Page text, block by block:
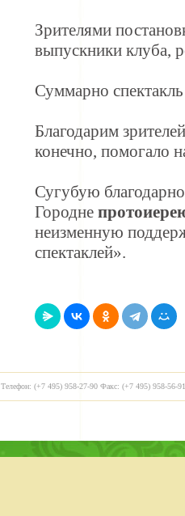
Зрителями
выпускники клуба,
Суммарно
Благодарим
конечно, помогало
Сугубую
Городне
неизменную
спектаклей».
Телефон: (+7 495) 958-27-90 Факс: (+7 495) 958-56-